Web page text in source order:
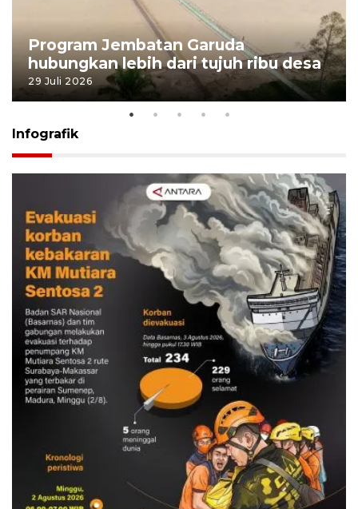
Program Jembatan Garuda
hubungkan lebih dari tujuh ribu desa
29 Juli 2026
Infografik